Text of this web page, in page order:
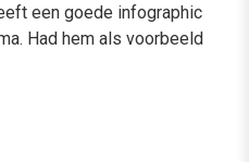
een goede infographic
Had hem als voorbeeld